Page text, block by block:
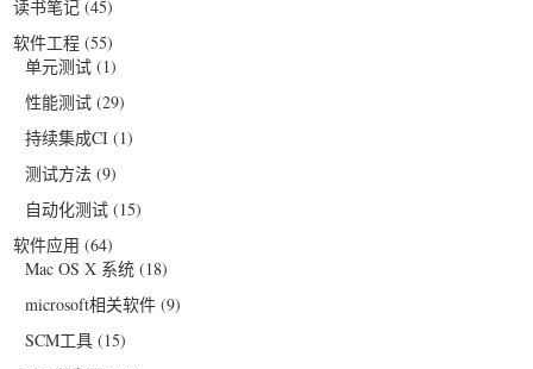
读书笔记 (45)
软件工程 (55)
单元测试 (1)
性能测试 (29)
持续集成CI (1)
测试方法 (9)
自动化测试 (15)
软件应用 (64)
Mac OS X 系统 (18)
microsoft相关软件 (9)
SCM工具 (15)